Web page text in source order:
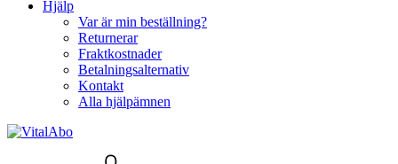
Hjälp
Var är min beställning?
Returnerar
Fraktkostnader
Betalningsalternativ
Kontakt
Alla hjälpämnen